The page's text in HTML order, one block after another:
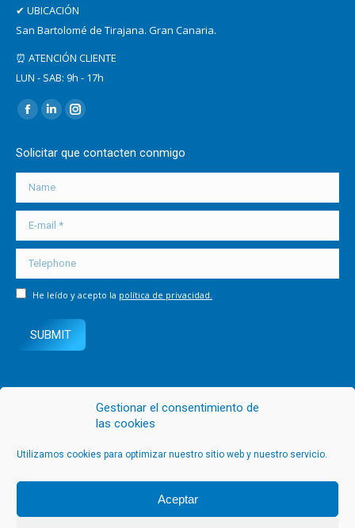
Gestionar el consentimiento de
las cookies
Utilizamos cookies para optimizar nuestro sitio web y nuestro servicio.
Aceptar
✔ UBICACIÓN
San Bartolomé de Tirajana. Gran Canaria.
⏰ ATENCIÓN CLIENTE
LUN - SAB: 9h - 17h
Find us on:
Facebook
opens
new
window
Linkedin
opens
new
window
Instagram
opens
new
Solicitar que contacten conmigo
Name
E-mail *
Telephone
He leído y acepto la política de privacidad.
SUBMIT
Blue Holiday Service. ©Todos los derechos reservados.